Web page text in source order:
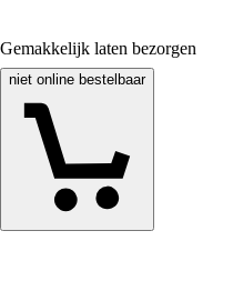
Gemakkelijk laten bezorgen
niet online bestelbaar